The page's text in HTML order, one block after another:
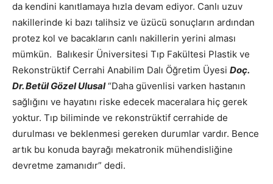
da kendini kanıtlamaya hızla devam ediyor. Canlı uzuv
nakillerinde ki bazı talihsiz ve üzücü sonuçların ardından
protez kol ve bacakların canlı nakillerin yerini alması
mümkün. Balıkesir Üniversitesi Tıp Fakültesi Plastik ve
Rekonstrüktif Cerrahi Anabilim Dalı Öğretim Üyesi Doç.
Dr. Betül Gözel Ulusal“Daha güvenlisi varken hastanın
sağlığını ve hayatını riske edecek maceralara hiç gerek
yoktur. Tıp biliminde ve rekonstrüktif cerrahide de
durulması ve beklenmesi gereken durumlar vardır. Bence
artık bu konuda bayrağı mekatronik mühendisliğine
devretme zamanıdır” dedi.